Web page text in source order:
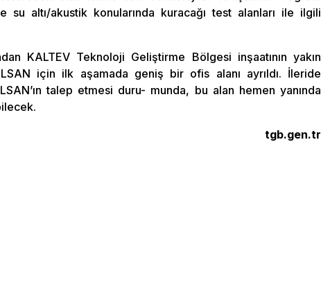
su altı/akustik konularında kuracağı test alanları ile ilgili
KALTEV Teknoloji Geliştirme Bölgesi inşaatının yakın
için ilk aşamada geniş bir ofis alanı ayrıldı. İleride
talep etmesi duru- munda, bu alan hemen yanında
tgb.gen.tr